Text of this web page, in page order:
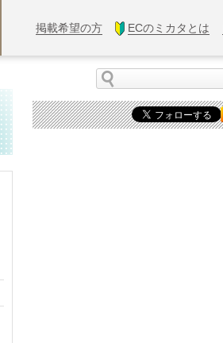
掲載希望の方 ECのミカタとは